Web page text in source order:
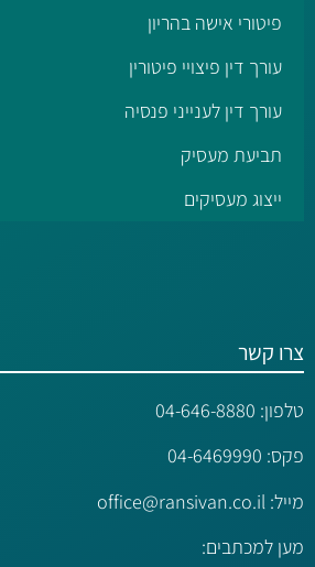
פיטורי אישה בהריון
עורך דין פיצויי פיטורין
עורך דין לענייני פנסיה
תביעת מעסיק
ייצוג מעסיקים
צרו קשר
טלפון: 04-646-8880
פקס: 04-6469990
מייל: office@ransivan.co.il
מען למכתבים: